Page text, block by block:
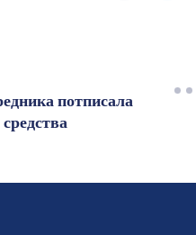
потписала